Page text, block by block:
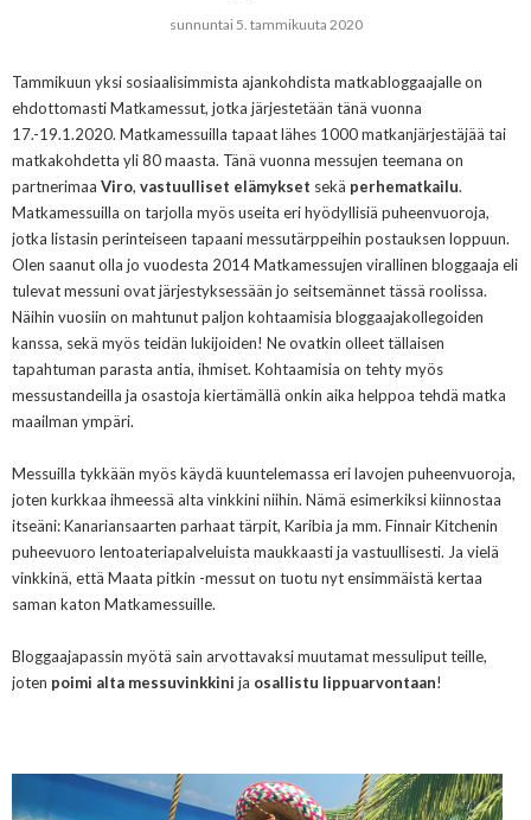
sunnuntai 5. tammikuuta 2020
Tammikuun yksi sosiaalisimmista ajankohdista matkabloggaajalle on
ehdottomasti Matkamessut, jotka järjestetään tänä vuonna
17.-19.1.2020. Matkamessuilla tapaat lähes 1000 matkanjärjestäjää tai
matkakohdetta yli 80 maasta. Tänä vuonna messujen teemana on
partnerimaa Viro, vastuulliset elämykset sekä perhematkailu.
Matkamessuilla on tarjolla myös useita eri hyödyllisiä puheenvuoroja,
jotka listasin perinteiseen tapaani messutärppeihin postauksen loppuun.
Olen saanut olla jo vuodesta 2014 Matkamessujen virallinen bloggaaja eli
tulevat messuni ovat järjestyksessään jo seitsemännet tässä roolissa.
Näihin vuosiin on mahtunut paljon kohtaamisia bloggaajakollegoiden
kanssa, sekä myös teidän lukijoiden! Ne ovatkin olleet tällaisen
tapahtuman parasta antia, ihmiset. Kohtaamisia on tehty myös
messustandeilla ja osastoja kiertämällä onkin aika helppoa tehdä matka
maailman ympäri.
Messuilla tykkään myös käydä kuuntelemassa eri lavojen puheenvuoroja,
joten kurkkaa ihmeessä alta vinkkini niihin. Nämä esimerkiksi kiinnostaa
itseäni: Kanariansaarten parhaat tärpit, Karibia ja mm. Finnair Kitchenin
puheevuoro lentoateriapalveluista maukkaasti ja vastuullisesti. Ja vielä
vinkkinä, että Maata pitkin -messut on tuotu nyt ensimmäistä kertaa
saman katon Matkamessuille.
Bloggaajapassin myötä sain arvottavaksi muutamat messuliput teille,
joten poimi alta messuvinkkini ja osallistu lippuarvontaan!